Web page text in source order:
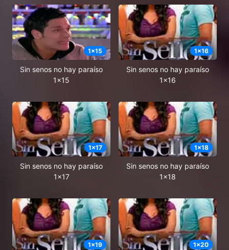
1x15
Sin senos no hay paraíso
1x15
1x16
Sin senos no hay paraíso
1x16
1x17
Sin senos no hay paraíso
1x17
1x18
Sin senos no hay paraíso
1x18
1x19 1x20